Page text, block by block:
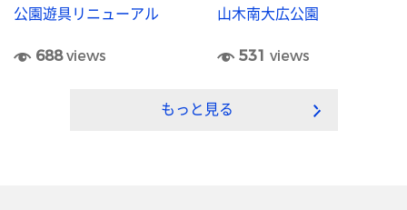
公園遊具リニューアル
688views
山木南大広公園
531 views
もっと見る